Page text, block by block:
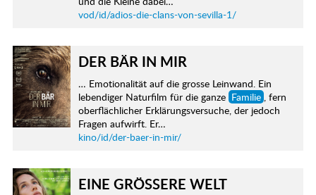
vod/id/adios-die-clans-von-sevilla-1/
DER BÄR IN MIR
… Emotionalität auf die grosse Leinwand. Ein
lebendiger Naturfilm für die ganze Familie , fern
oberflächlicher Erklärungsversuche, der jedoch
Fragen aufwirft. Er…
kino/id/der-baer-in-mir/
EINE GRÖSSERE WELT